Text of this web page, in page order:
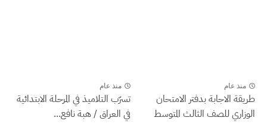
منذ عام
طريقة الاجابة بدفتر الامتحان
الوزاري للصف الثالث المتوسط
منذ عام
تسرّب التلاميذ في المرحلة الابتدائية
في العراق / هبة نافع...